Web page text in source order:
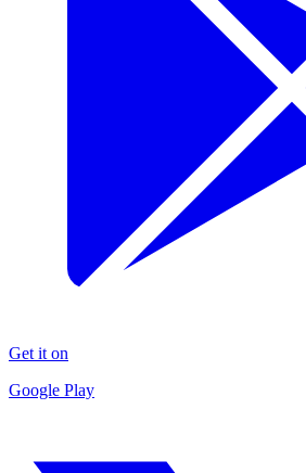
Get it on
Google Play